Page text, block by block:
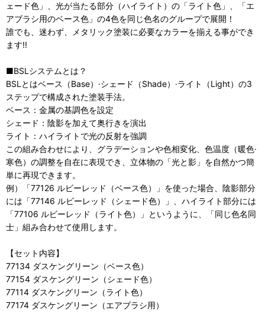
ェード色」、光が当たる部分（ハイライト）の「ライト色」、「エ
アブラシ用のベース色」の4色を同じ色名のグループで展開！
誰でも、迷わず、メタリック塗装に必要なカラーを揃える事ができ
ます!!
■BSLシステムとは？
BSLとはベース（Base）·シェード（Shade）·ライト（Light）の3
ステップで構成された塗装手法。
ベース：金属の基調色を設定
シェード：陰影を加えて奥行きを演出
ライト：ハイライトで光の反射を強調
この組み合わせにより、グラデーションや色相変化、色温度（暖色·
寒色）の調整を自在に表現でき、立体物の「光と影」を自然かつ簡
単に再現できます。
例）「77126 ルビーレッド（ベース色）」を使った場合、陰影部分
には「77146 ルビーレッド（シェード色）」、ハイライト部分には
「77106 ルビーレッド（ライト色）」というように、「同じ色名同
士」組み合わせて使用します。
【セット内容】
77134 ダスケングリーン（ベース色）
77154 ダスケングリーン（シェード色）
77114 ダスケングリーン（ライト色）
77174 ダスケングリーン（エアブラシ用）